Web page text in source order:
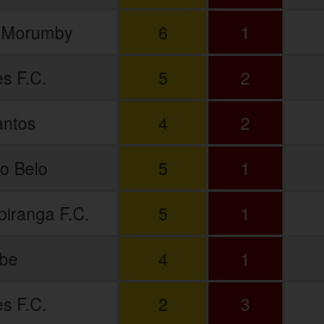
6 1
F.C. 5 2
4 2
Belo 5 1
F.C. 5 1
4 1
F.C. 2 3